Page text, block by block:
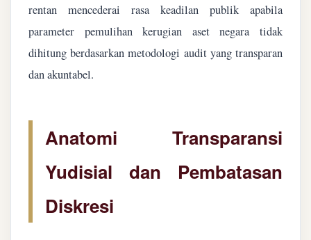
rentan mencederai rasa keadilan publik apabila
parameter pemulihan kerugian aset negara tidak
dihitung berdasarkan metodologi audit yang transparan
dan akuntabel.
Anatomi Transparansi
Yudisial dan Pembatasan
Diskresi